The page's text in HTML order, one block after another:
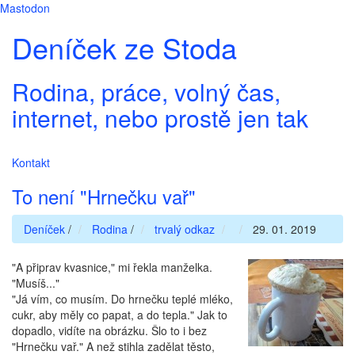
Mastodon
Deníček ze Stoda
Rodina, práce, volný čas,
internet, nebo prostě jen tak
Kontakt
To není "Hrnečku vař"
Deníček / Rodina / trvalý odkaz 29. 01. 2019
"A připrav kvasnice," mi řekla manželka.
"Musíš..."
"Já vím, co musím. Do hrnečku teplé mléko,
cukr, aby měly co papat, a do tepla." Jak to
dopadlo, vidíte na obrázku. Šlo to i bez
"Hrnečku vař." A než stihla zadělat těsto,